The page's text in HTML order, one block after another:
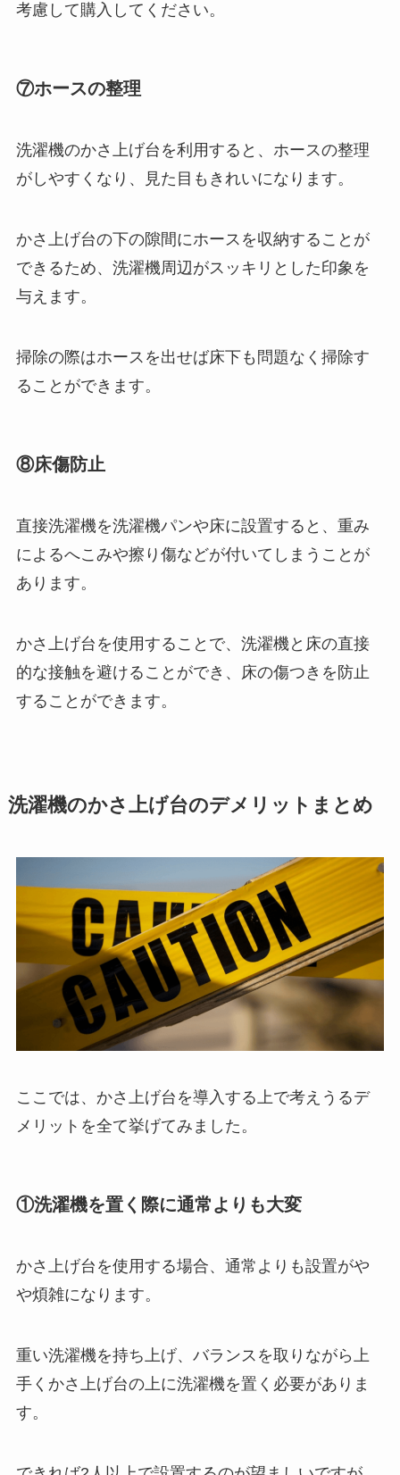
考慮して購入してください。
⑦ホースの整理
洗濯機のかさ上げ台を利用すると、ホースの整理
がしやすくなり、見た目もきれいになります。
かさ上げ台の下の隙間にホースを収納することが
できるため、洗濯機周辺がスッキリとした印象を
与えます。
掃除の際はホースを出せば床下も問題なく掃除す
ることができます。
⑧床傷防止
直接洗濯機を洗濯機パンや床に設置すると、重み
によるへこみや擦り傷などが付いてしまうことが
あります。
かさ上げ台を使用することで、洗濯機と床の直接
的な接触を避けることができ、床の傷つきを防止
することができます。
洗濯機のかさ上げ台のデメリットまとめ
ここでは、かさ上げ台を導入する上で考えうるデ
メリットを全て挙げてみました。
①洗濯機を置く際に通常よりも大変
かさ上げ台を使用する場合、通常よりも設置がや
や煩雑になります。
重い洗濯機を持ち上げ、バランスを取りながら上
手くかさ上げ台の上に洗濯機を置く必要がありま
す。